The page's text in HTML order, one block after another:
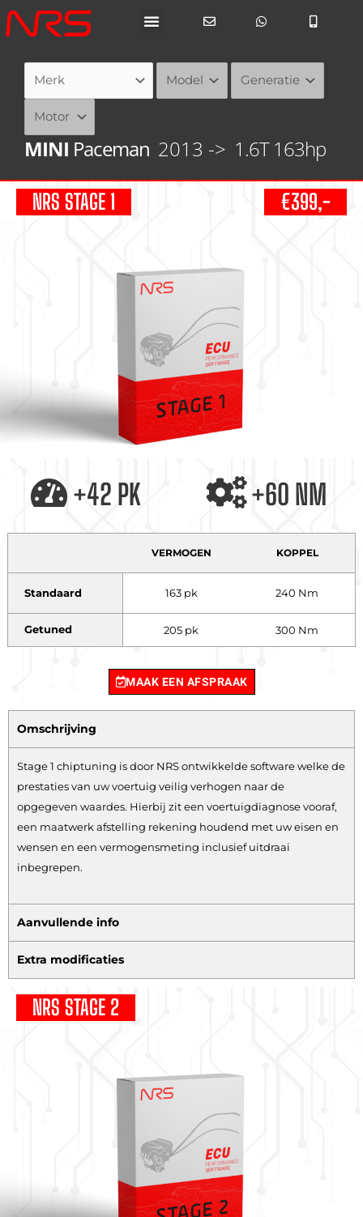
Ga
naar
MINI Paceman 2013 -> 1.6T 163hp
NRS STAGE 1 €399,-
+42 PK +60 NM
VERMOGEN KOPPEL
Standaard 163 pk 240 Nm
Getuned 205 pk 300 Nm
MAAK EEN AFSPRAAK
Omschrijving
Stage 1 chiptuning is door NRS ontwikkelde software welke de
prestaties van uw voertuig veilig verhogen naar de
opgegeven waardes. Hierbij zit een voertuigdiagnose vooraf,
een maatwerk afstelling rekening houdend met uw eisen en
wensen en een vermogensmeting inclusief uitdraai
inbegrepen.
Aanvullende info
Extra modificaties
NRS STAGE 2